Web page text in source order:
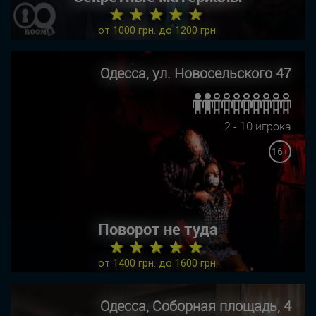
★ ★ ★ ★ ★
от 1000 грн. до 1200 грн.
Одесса, ул. Новосельского 47
2 - 10 игрока
16+
Поворот не туда
★ ★ ★ ★ ★
от 1400 грн. до 1600 грн.
Одесса, Соборная площадь, 4